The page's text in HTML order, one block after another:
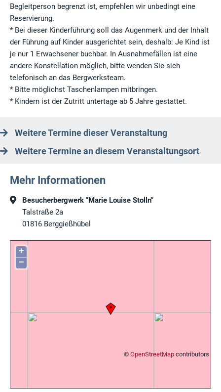
Begleitperson begrenzt ist, empfehlen wir unbedingt eine
Reservierung.
* Bei dieser Kinderführung soll das Augenmerk und der Inhalt
der Führung auf Kinder ausgerichtet sein, deshalb: Je Kind ist
je nur 1 Erwachsener buchbar. In Ausnahmefällen ist eine
andere Konstellation möglich, bitte wenden Sie sich
telefonisch an das Bergwerksteam.
* Bitte möglichst Taschenlampen mitbringen.
* Kindern ist der Zutritt untertage ab 5 Jahre gestattet.
Weitere Termine dieser Veranstaltung
Weitere Termine an diesem Veranstaltungsort
Mehr Informationen
Besucherbergwerk "Marie Louise Stolln"
Talstraße 2a
01816 Berggießhübel
+
−
© OpenStreetMap contributors